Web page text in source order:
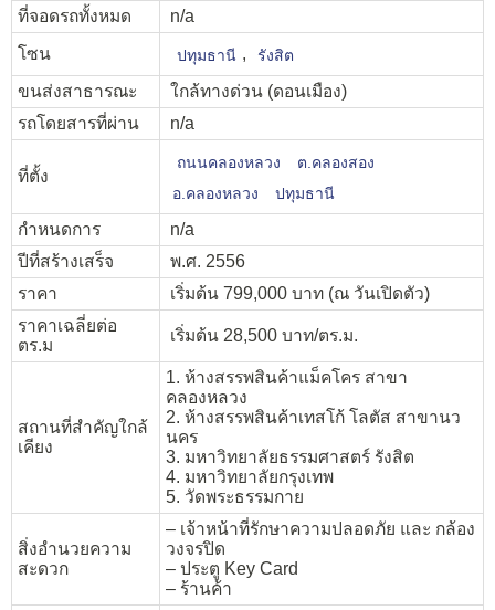
ที่จอดรถทั้งหมด
n/a
โซน
ปทุมธานี , รังสิต
ขนส่งสาธารณะ
ใกล้ทางด่วน (ดอนเมือง)
รถโดยสารที่ผ่าน
n/a
ที่ตั้ง
ถนนคลองหลวง
ต.คลองสอง
อ.คลองหลวง
ปทุมธานี
กำหนดการ
n/a
ปีที่สร้างเสร็จ
พ.ศ. 2556
ราคา
เริ่มต้น 799,000 บาท (ณ วันเปิดตัว)
ราคาเฉลี่ยต่อ
ตร.ม
เริ่มต้น 28,500 บาท/ตร.ม.
สถานที่สำคัญใกล้
เคียง
1. ห้างสรรพสินค้าแม็คโคร สาขา
คลองหลวง
2. ห้างสรรพสินค้าเทสโก้ โลตัส สาขานว
นคร
3. มหาวิทยาลัยธรรมศาสตร์ รังสิต
4. มหาวิทยาลัยกรุงเทพ
5. วัดพระธรรมกาย
สิ่งอำนวยความ
สะดวก
– เจ้าหน้าที่รักษาความปลอดภัย และ กล้อง
วงจรปิด
– ประตู Key Card
– ร้านค้า